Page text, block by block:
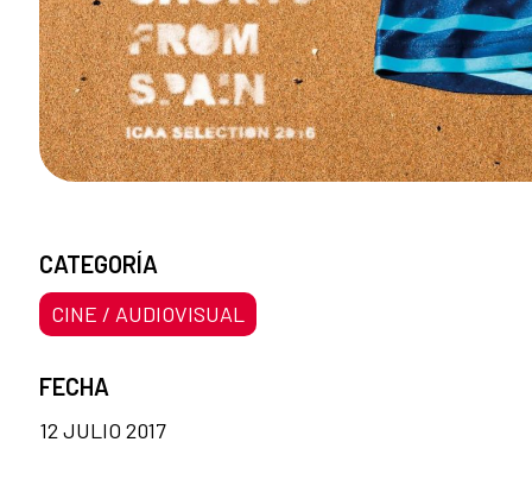
CATEGORÍA
CINE / AUDIOVISUAL
FECHA
12 JULIO 2017